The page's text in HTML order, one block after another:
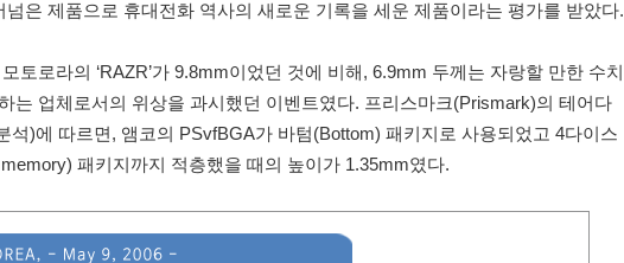
넘은 제품으로 휴대전화 역사의 새로운 기록을 세운 제품이라는 평가를 받았다.
토로라의 ‘RAZR’가 9.8mm이었던 것에 비해, 6.9mm 두께는 자랑할 만한 수치
는 업체로서의 위상을 과시했던 이벤트였다. 프리스마크(Prismark)의 테어다
석)에 따르면, 앰코의 PSvfBGA가 바텀(Bottom) 패키지로 사용되었고 4다이스
패키지까지 적층했을 때의 높이가 1.35mm였다.